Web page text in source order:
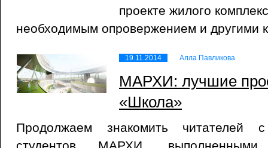
проекте жилого
необходимым опровержением и другими
19.11.2014 Алла Павликова
МАРХИ: лучшие
«Школа»
Продолжаем знакомить читателей